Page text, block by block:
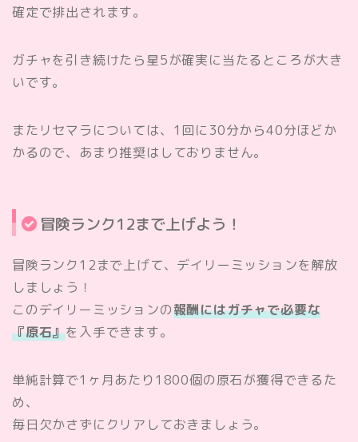
確定で排出されます。
ガチャを引き続けたら星5が確実に当たるところが大き
いです。
またリセマラについては、1回に30分から40分ほどか
かるので、あまり推奨はしておりません。
冒険ランク12まで上げよう！
冒険ランク12まで上げて、デイリーミッションを解放
しましょう！
このデイリーミッションの報酬にはガチャで必要な
『原石』を入手できます。
単純計算で1ヶ月あたり1800個の原石が獲得できるた
め、
毎日欠かさずにクリアしておきましょう。